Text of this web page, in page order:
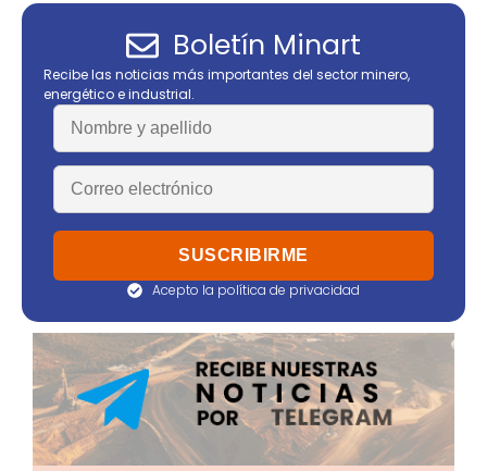
Boletín Minart
Recibe las noticias más importantes del sector minero,
energético e industrial.
Acepto la política de privacidad